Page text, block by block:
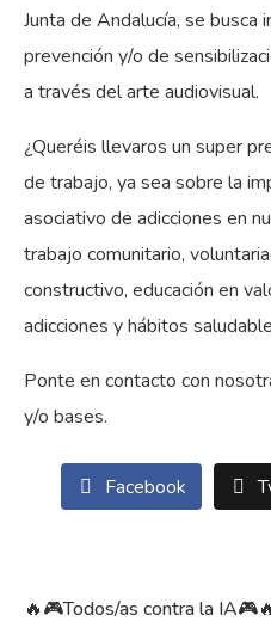
Junta de Andalucía, se
prevención y/o de
a través del arte audiovisual.
¿Queréis llevaros un super
de trabajo, ya sea sobre la
asociativo de adicciones en
trabajo comunitario,
constructivo, educación en
adicciones y hábitos
Ponte en contacto con
y/o bases.
Facebook
🔥🎮Todos/as contra la